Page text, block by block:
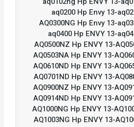
aq0200 Hp Envy 13-
AQ0300NG Hp Envy 13-
aq0400 Hp ENVY 13-
AQ0500NZ Hp ENVY 13-
AQ0503NA Hp ENVY 13-
AQ0610ND Hp ENVY 13-
AQ0701ND Hp ENVY 13-
AQ0900NZ Hp ENVY 13-
AQ0914ND Hp ENVY 13-
AQ1000NG Hp ENVY 13-
AQ1003NG Hp ENVY 13-